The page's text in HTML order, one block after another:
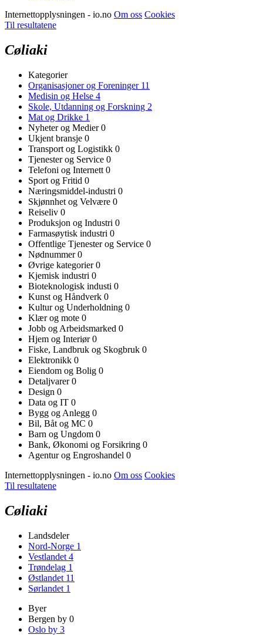
Internettopplysningen - io.no Om oss Cookies
Til resultatene
Cøliaki
Kategorier
Organisasjoner og Foreninger 11
Medisin og Helse 4
Skole, Utdanning og Forskning 2
Mat og Drikke 1
Nyheter og Medier0
Ukjent bransje 0
Transport og Logistikk 0
Tjenester og Service 0
Telefoni og Internett 0
Sport og Fritid 0
Næringsmiddel-industri 0
Skjønnhet og Velvære 0
Reiseliv 0
Produksjon og Industri 0
Farmasøytisk industri 0
Offentlige Tjenester og Service 0
Nødnummer0
Øvrige kategorier0
Kjemisk industri 0
Bioteknologisk industi 0
Kunst og Håndverk 0
Kultur og Underholdning 0
Klær og mote 0
Jobb og Arbeidsmarked 0
Hjem og Interiør0
Fiske, Landbruk og Skogbruk 0
Elektronikk 0
Eiendom og Bolig 0
Detaljvarer0
Design 0
Data og IT 0
Bygg og Anlegg 0
Bil, Båt og MC 0
Barn og Ungdom 0
Bank, Økonomi og Forsikring 0
Agentur og Engroshandel 0
Internettopplysningen - io.no Om oss Cookies
Til resultatene
Cøliaki
Landsdeler
Nord-Norge 1
Vestlandet 4
Trøndelag 1
Østlandet 11
Sørlandet 1
Byer
Bergen by 0
Oslo by 3